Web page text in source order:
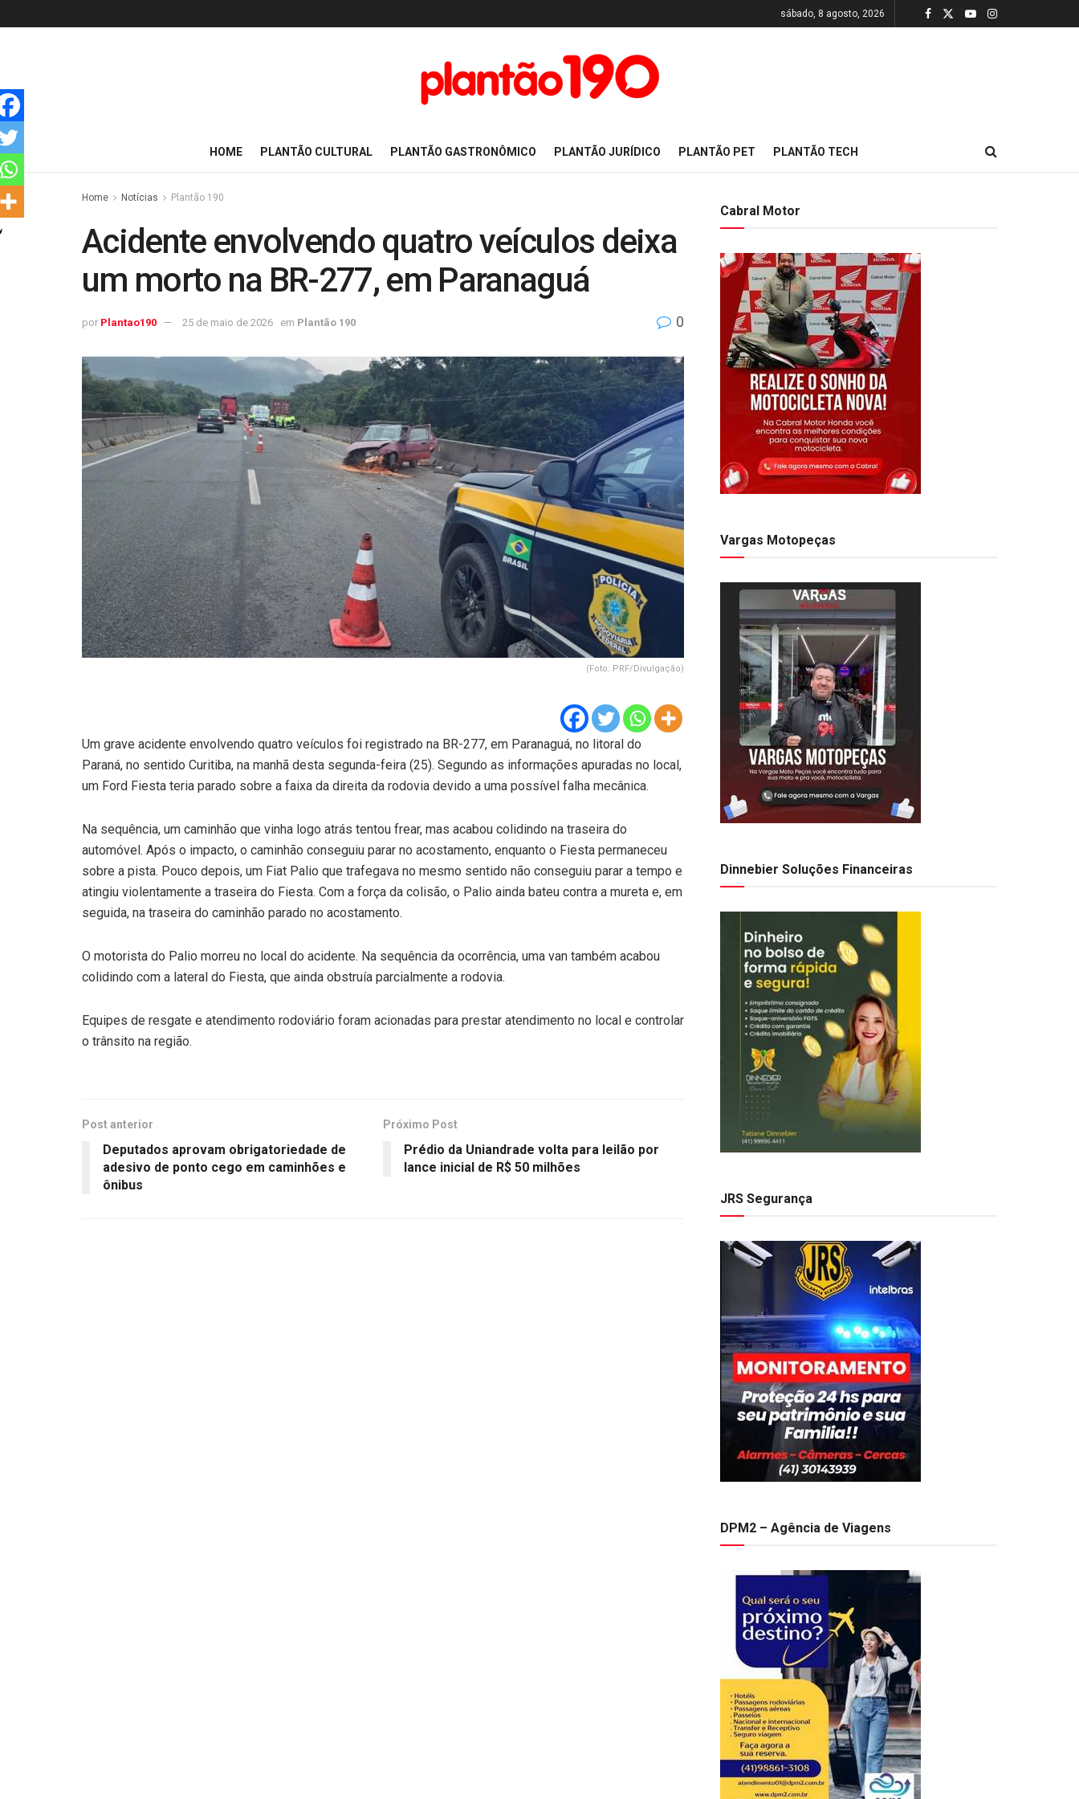
sábado, 8 agosto, 2026
HOME PLANTÃO CULTURAL PLANTÃO GASTRONÔMICO PLANTÃO JURÍDICO PLANTÃO PET PLANTÃO TECH
Home Notícias Plantão 190
Acidente envolvendo quatro veículos deixa
um morto na BR-277, em Paranaguá
por Plantao190 25 de maio de 2026 em Plantão 190 0
(Foto: PRF/Divulgação)
Um grave acidente envolvendo quatro veículos foi registrado na BR-277, em Paranaguá, no litoral do
Paraná, no sentido Curitiba, na manhã desta segunda-feira (25). Segundo as informações apuradas no local,
um Ford Fiesta teria parado sobre a faixa da direita da rodovia devido a uma possível falha mecânica.
Na sequência, um caminhão que vinha logo atrás tentou frear, mas acabou colidindo na traseira do
automóvel. Após o impacto, o caminhão conseguiu parar no acostamento, enquanto o Fiesta permaneceu
sobre a pista. Pouco depois, um Fiat Palio que trafegava no mesmo sentido não conseguiu parar a tempo e
atingiu violentamente a traseira do Fiesta. Com a força da colisão, o Palio ainda bateu contra a mureta e, em
seguida, na traseira do caminhão parado no acostamento.
O motorista do Palio morreu no local do acidente. Na sequência da ocorrência, uma van também acabou
colidindo com a lateral do Fiesta, que ainda obstruía parcialmente a rodovia.
Equipes de resgate e atendimento rodoviário foram acionadas para prestar atendimento no local e controlar
o trânsito na região.
Post anterior
Deputados aprovam obrigatoriedade de
adesivo de ponto cego em caminhões e
ônibus
Próximo Post
Prédio da Uniandrade volta para leilão por
lance inicial de R$ 50 milhões
Cabral Motor
Vargas Motopeças
Dinnebier Soluções Financeiras
JRS Segurança
DPM2 – Agência de Viagens